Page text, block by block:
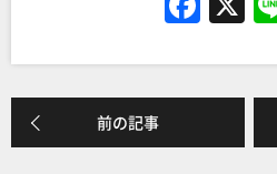
a
c
e
b
前の記事